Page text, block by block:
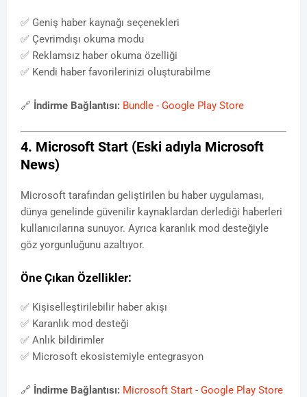
✅ Geniş haber kaynağı seçenekleri
✅ Çevrimdışı okuma modu
✅ Reklamsız haber okuma özelliği
✅ Kendi haber favorilerinizi oluşturabilme
🔗 İndirme Bağlantısı: Bundle - Google Play Store
4. Microsoft Start (Eski adıyla Microsoft
News)
Microsoft tarafından geliştirilen bu haber uygulaması,
dünya genelinde güvenilir kaynaklardan derlediği haberleri
kullanıcılarına sunuyor. Ayrıca karanlık mod desteğiyle
göz yorgunluğunu azaltıyor.
Öne Çıkan Özellikler:
✅ Kişiselleştirilebilir haber akışı
✅ Karanlık mod desteği
✅ Anlık bildirimler
✅ Microsoft ekosistemiyle entegrasyon
🔗 İndirme Bağlantısı: Microsoft Start - Google Play Store